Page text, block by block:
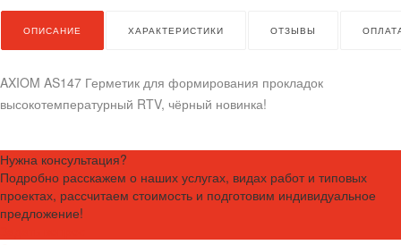
ОПИСАНИЕ ХАРАКТЕРИСТИКИ ОТЗЫВЫ
AXIOM AS147 Герметик для формирования прокладок
высокотемпературный RTV, чёрный новинка!
Нужна консультация?
Подробно расскажем о наших услугах, видах работ и типовых
проектах, рассчитаем стоимость и подготовим индивидуальное
предложение!